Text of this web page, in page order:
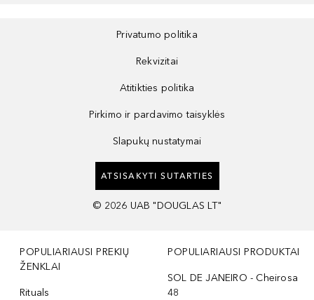
Privatumo politika
Rekvizitai
Atitikties politika
Pirkimo ir pardavimo taisyklės
Slapukų nustatymai
ATSISAKYTI SUTARTIES
© 2026 UAB "DOUGLAS LT"
POPULIARIAUSI PREKIŲ
ŽENKLAI
Rituals
POPULIARIAUSI PRODUKTAI
SOL DE JANEIRO - Cheirosa
48